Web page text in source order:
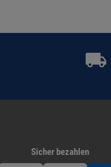
Sicher bezahlen